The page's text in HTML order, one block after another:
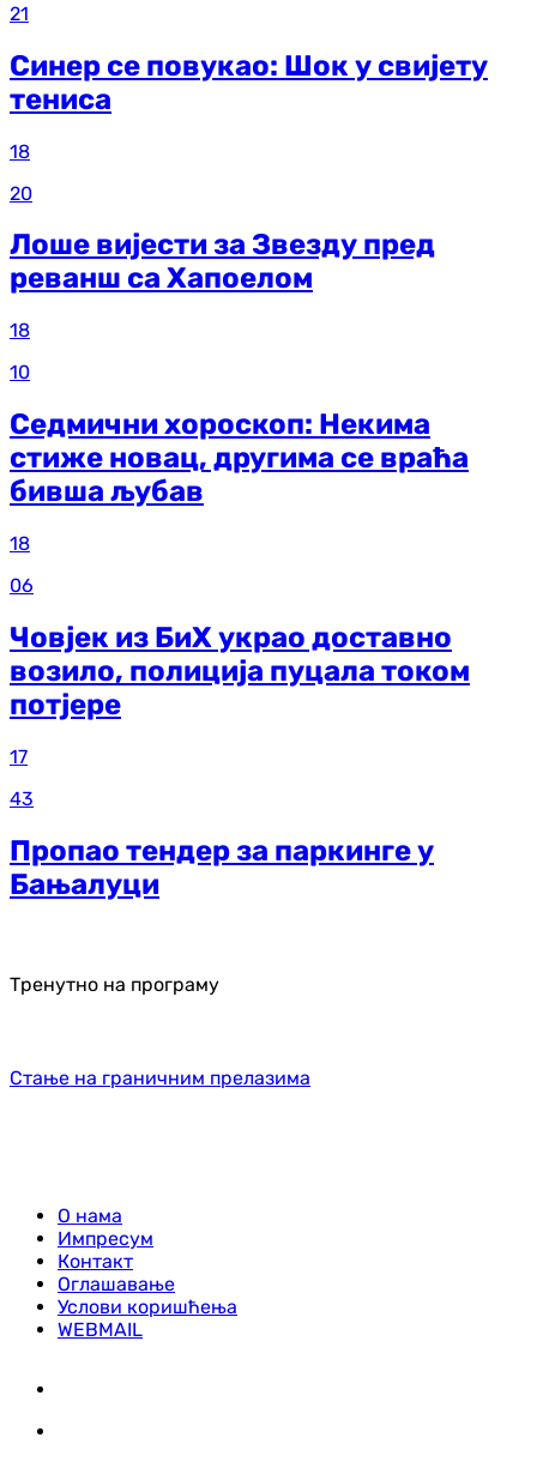
21
Синер се повукао: Шок у свијету
тениса
18
20
Лоше вијести за Звезду пред
реванш са Хапоелом
18
10
Седмични хороскоп: Некима
стиже новац, другима се враћа
бивша љубав
18
06
Човјек из БиХ украо доставно
возило, полиција пуцала током
потјере
17
43
Пропао тендер за паркинге у
Бањалуци
Тренутно на програму
Стање на граничним прелазима
О нама
Импресум
Контакт
Оглашавање
Услови коришћења
WEBMAIL